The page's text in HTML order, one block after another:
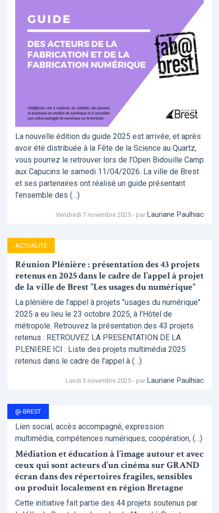
La nouvelle édition du guide 2025 est arrivée, et après
avoir été distribuée à la Fête de la Science au Quartz,
vous pourrez le retrouver lors de l’Open Bidouille Camp
aux Capucins le samedi 11/04/2026. La ville de Brest
et ses partenaires ont réalisé un guide présentant
l’ensemble des (…)
Vendredi 7 novembre 2025 - par Lauriane Paulhiac
ACTUALITÉ
Réunion Plénière : présentation des 43 projets
retenus en 2025 dans le cadre de l’appel à projet
de la ville de Brest "Les usages du numérique"
La plénière de l’appel à projets "usages du numérique"
2025 a eu lieu le 23 octobre 2025, à l’Hôtel de
métropole. Retrouvez la présentation des 43 projets
retenus : RETROUVEZ LA PRESENTATION DE LA
PLENIERE ICI : Liste des projets multimédia 2025
retenus dans le cadre de l’appel à (…)
Lundi 3 novembre 2025 - par Lauriane Paulhiac
@-BREST
Lien social, accès accompagné, expression
multimédia, compétences numériques, coopération, (…)
Médiation et éducation à l’image autour et avec
ceux qui sont acteurs d’un cinéma sur GRAND
écran dans des répertoires fragiles, sensibles
ou produit localement en région Bretagne
Cette initiative fait partie des 44 projets soutenus par